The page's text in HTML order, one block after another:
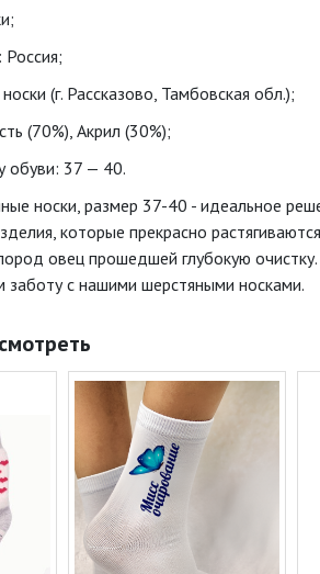
(г. Рассказово, Тамбовская обл.);
(70%), Акрил (30%);
обуви: 37 — 40.
носки, размер 37-40 - идеальное
которые прекрасно
овец прошедшей глубокую
заботу с нашими шерстяными носками.